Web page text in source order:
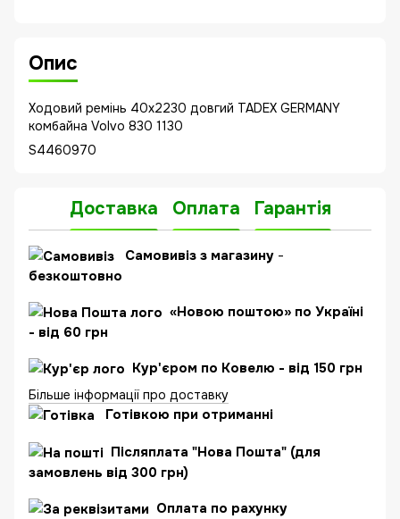
Опис
Ходовий ремінь 40x2230 довгий TADEX GERMANY
комбайна Volvo 830 1130
S4460970
Доставка Оплата Гарантія
Самовивіз з магазину -
безкоштовно
«Новою поштою» по Україні
- від 60 грн
Кур'єром по Ковелю - від 150 грн
Більше інформації про доставку
Готівкою при отриманні
Післяплата "Нова Пошта" (для
замовлень від 300 грн)
Оплата по рахунку